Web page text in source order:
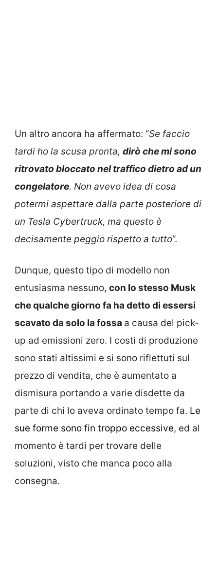
Un altro ancora ha affermato: “Se faccio
tardi ho la scusa pronta, dirò che mi sono
ritrovato bloccato nel traffico dietro ad un
congelatore. Non avevo idea di cosa
potermi aspettare dalla parte posteriore di
un Tesla Cybertruck, ma questo è
decisamente peggio rispetto a tutto“.
Dunque, questo tipo di modello non
entusiasma nessuno, con lo stesso Musk
che qualche giorno fa ha detto di essersi
scavato da solo la fossa a causa del pick-
up ad emissioni zero. I costi di produzione
sono stati altissimi e si sono riflettuti sul
prezzo di vendita, che è aumentato a
dismisura portando a varie disdette da
parte di chi lo aveva ordinato tempo fa. Le
sue forme sono fin troppo eccessive, ed al
momento è tardi per trovare delle
soluzioni, visto che manca poco alla
consegna.